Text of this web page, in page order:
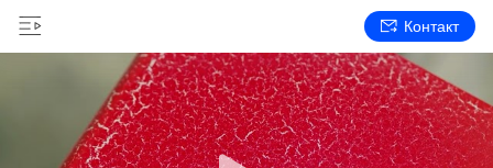
Контакт